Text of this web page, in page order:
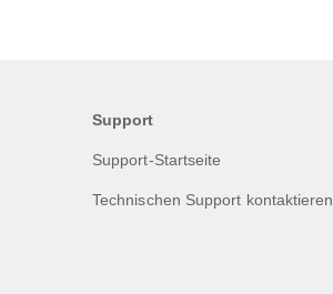
Support
Support-Startseite
Technischen Support kontaktieren